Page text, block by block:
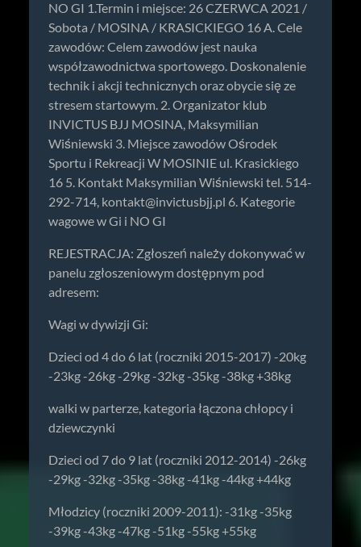
NO GI 1.Termin i miejsce: 26 CZERWCA 2021 /
Sobota / MOSINA / KRASICKIEGO 16 A. Cele
zawodów: Celem zawodów jest nauka
współzawodnictwa sportowego. Doskonalenie
technik i akcji technicznych oraz obycie się ze
stresem startowym. 2. Organizator klub
INVICTUS BJJ MOSINA, Maksymilian
Wiśniewski 3. Miejsce zawodów Ośrodek
Sportu i Rekreacji W MOSINIE ul. Krasickiego
16 5. Kontakt Maksymilian Wiśniewski tel. 514-
292-714, kontakt@invictusbjj.pl 6. Kategorie
wagowe w Gi i NO GI
REJESTRACJA: Zgłoszeń należy dokonywać w
panelu zgłoszeniowym dostępnym pod
adresem:
Wagi w dywizji Gi:
Dzieci od 4 do 6 lat (roczniki 2015-2017) -20kg
-23kg -26kg -29kg -32kg -35kg -38kg +38kg
walki w parterze, kategoria łączona chłopcy i
dziewczynki
Dzieci od 7 do 9 lat (roczniki 2012-2014) -26kg
-29kg -32kg -35kg -38kg -41kg -44kg +44kg
Młodzicy (roczniki 2009-2011): -31kg -35kg
-39kg -43kg -47kg -51kg -55kg +55kg